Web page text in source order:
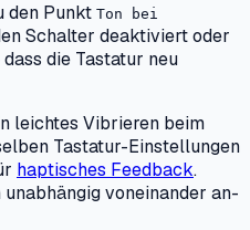
den Punkt Ton bei
Schalter deaktiviert oder
die Tastatur neu
leichtes Vibrieren beim
Tastatur-Einstellungen
haptisches Feedback.
voneinander an-